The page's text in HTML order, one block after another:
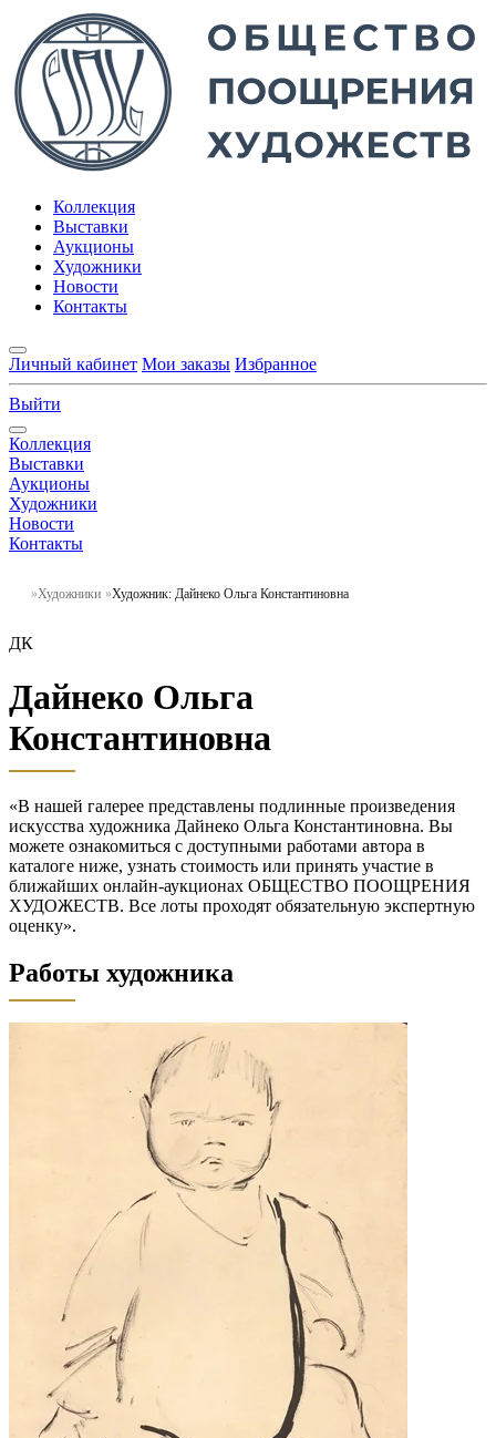
Коллекция
Выставки
Аукционы
Художники
Новости
Контакты
Личный кабинет Мои заказы Избранное
Выйти
Коллекция
Выставки
Аукционы
Художники
Новости
Контакты
Художники Художник: Дайнеко Ольга Константиновна
ДК
Дайнеко Ольга
Константиновна
«В нашей галерее представлены подлинные произведения
искусства художника Дайнеко Ольга Константиновна. Вы
можете ознакомиться с доступными работами автора в
каталоге ниже, узнать стоимость или принять участие в
ближайших онлайн-аукционах ОБЩЕСТВО ПООЩРЕНИЯ
ХУДОЖЕСТВ. Все лоты проходят обязательную экспертную
оценку».
Работы художника